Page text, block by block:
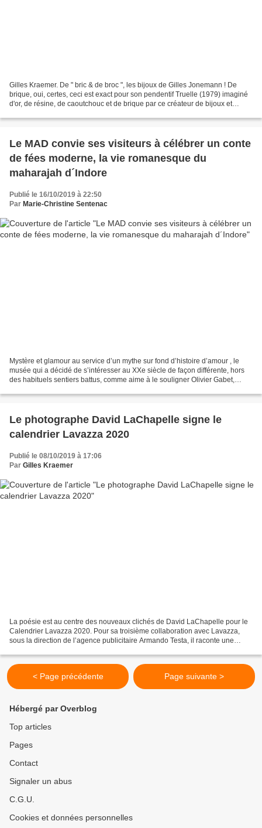
Gilles Kraemer. De " bric & de broc ", les bijoux de Gilles Jonemann ! De
brique, oui, certes, ceci est exact pour son pendentif Truelle (1979) imaginé
d'or, de résine, de caoutchouc et de brique par ce créateur de bijoux et
Le MAD convie ses visiteurs à célébrer un conte
de fées moderne, la vie romanesque du
maharajah d´Indore
Publié le 16/10/2019 à 22:50
Par Marie-Christine Sentenac
Mystère et glamour au service d’un mythe sur fond d’histoire d’amour , le
musée qui a décidé de s’intéresser au XXe siècle de façon différente, hors
des habituels sentiers battus, comme aime à le souligner Olivier Gabet,
Le photographe David LaChapelle signe le
calendrier Lavazza 2020
Publié le 08/10/2019 à 17:06
Par Gilles Kraemer
La poésie est au centre des nouveaux clichés de David LaChapelle pour le
Calendrier Lavazza 2020. Pour sa troisième collaboration avec Lavazza,
sous la direction de l’agence publicitaire Armando Testa, il raconte une
< Page précédente Page suivante >
Hébergé par Overblog
Top articles
Pages
Contact
Signaler un abus
C.G.U.
Cookies et données personnelles